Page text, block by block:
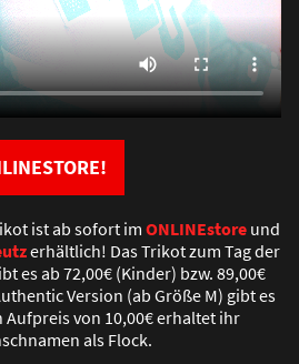
!
ist ab sofort im ONLINEstore und
erhältlich! Das Trikot zum Tag der
es ab 72,00€ (Kinder) bzw. 89,00€
Version (ab Größe M) gibt es
Aufpreis von 10,00€ erhaltet ihr
als Flock.